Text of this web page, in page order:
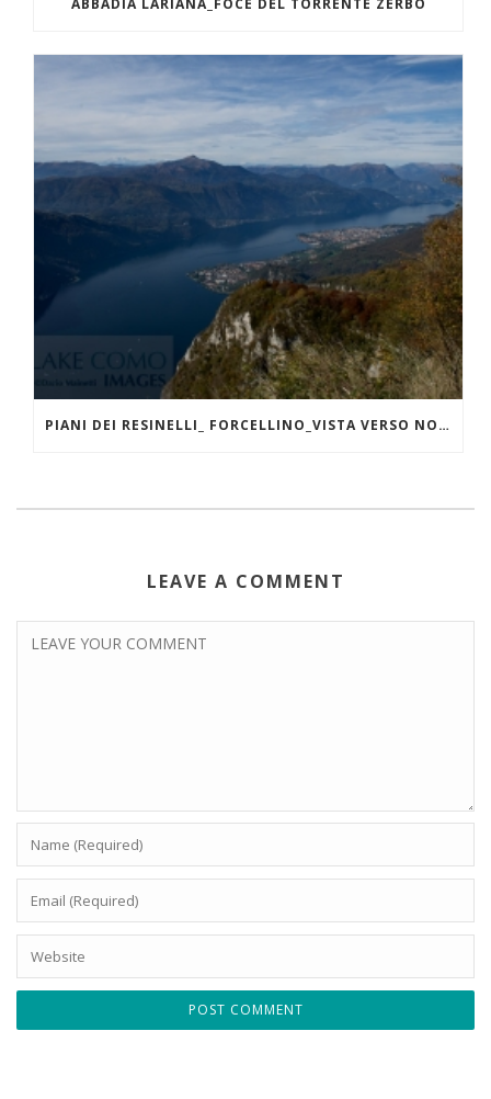
ABBADIA LARIANA_FOCE DEL TORRENTE ZERBO
PIANI DEI RESINELLI_ FORCELLINO_VISTA VERSO NORD
LEAVE A COMMENT